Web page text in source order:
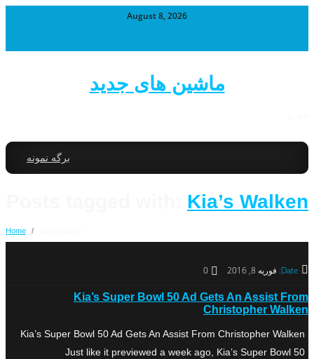
August 8, 2026
ماشین های جدید
برگه نمونه
Kia’s Walken
Home /
Date: فوریه 8, 2016 0
Kia’s Super Bowl 50 Ad Gets An Assist From
Christopher Walken
Kia’s Super Bowl 50 Ad Gets An Assist From Christopher Walken
Just like it previewed a week ago, Kia’s Super Bowl 50